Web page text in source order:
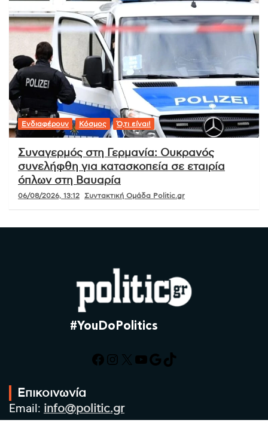
Ενδιαφέρουν Κόσμος Ό,τι είναι!
Συναγερμός στη Γερμανία: Ουκρανός
συνελήφθη για κατασκοπεία σε εταιρία
όπλων στη Βαυαρία
06/08/2026, 13:12 Συντακτική Ομάδα Politic.gr
#YouDoPolitics
Facebook
Instagram
X YouTube
Google
TikTok
Επικοινωνία
Email: info@politic.gr